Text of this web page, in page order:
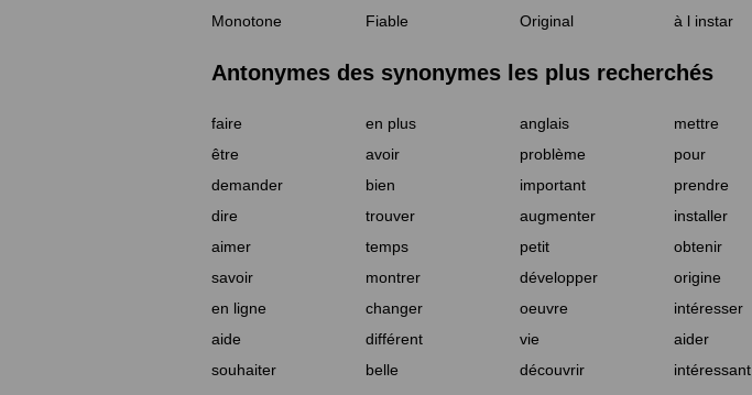
Monotone
Fiable Original à l instar
Antonymes des synonymes les plus recherchés
faire en plus anglais mettre
être
avoir problème pour
demander
bien important prendre
dire
trouver augmenter installer
aimer
temps petit obtenir
savoir
montrer développer origine
en ligne
changer oeuvre intéresser
aide
différent vie aider
souhaiter
belle découvrir intéressant